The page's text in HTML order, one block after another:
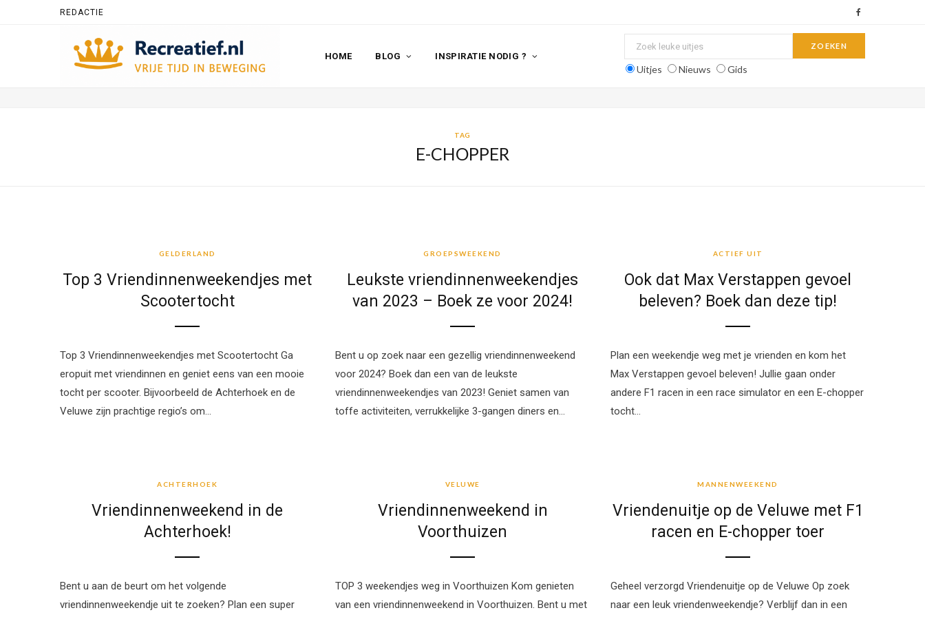
REDACTIE
c
HOME BLOG INSPIRATIE NODIG ?
Uitjes Nieuws Gids
TAG
E-CHOPPER
GELDERLAND
Top 3 Vriendinnenweekendjes met
Scootertocht
Top 3 Vriendinnenweekendjes met Scootertocht Ga
eropuit met vriendinnen en geniet eens van een mooie
tocht per scooter. Bijvoorbeeld de Achterhoek en de
Veluwe zijn prachtige regio’s om…
GROEPSWEEKEND
Leukste vriendinnenweekendjes
van 2023 – Boek ze voor 2024!
Bent u op zoek naar een gezellig vriendinnenweekend
voor 2024? Boek dan een van de leukste
vriendinnenweekendjes van 2023! Geniet samen van
toffe activiteiten, verrukkelijke 3-gangen diners en…
ACTIEF UIT
Ook dat Max Verstappen gevoel
beleven? Boek dan deze tip!
Plan een weekendje weg met je vrienden en kom het
Max Verstappen gevoel beleven! Jullie gaan onder
andere F1 racen in een race simulator en een E-chopper
tocht…
ACHTERHOEK
Vriendinnenweekend in de
Achterhoek!
Bent u aan de beurt om het volgende
vriendinnenweekendje uit te zoeken? Plan een super
VELUWE
Vriendinnenweekend in
Voorthuizen
TOP 3 weekendjes weg in Voorthuizen Kom genieten
van een vriendinnenweekend in Voorthuizen. Bent u met
MANNENWEEKEND
Vriendenuitje op de Veluwe met F1
racen en E-chopper toer
Geheel verzorgd Vriendenuitje op de Veluwe Op zoek
naar een leuk vriendenweekendje? Verblijf dan in een